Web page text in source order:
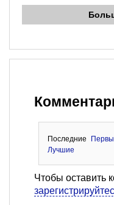
Последние
Лучшие
Чтобы оставить